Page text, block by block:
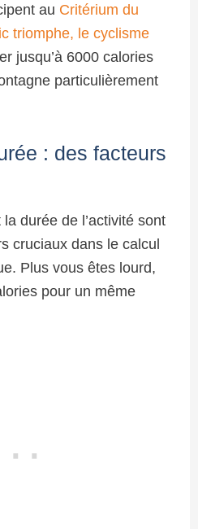
au Critérium du
triomphe, le cyclisme
jusqu’à 6000 calories
particulièrement
: des facteurs
durée de l’activité sont
cruciaux dans le calcul
Plus vous êtes lourd,
pour un même